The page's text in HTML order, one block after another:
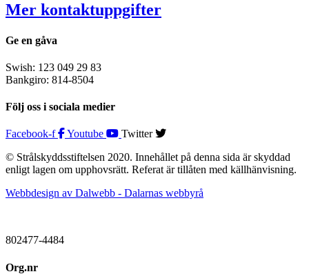
Mer kontaktuppgifter
Ge en gåva
Swish: 123 049 29 83
Bankgiro: 814-8504
Följ oss i sociala medier
Facebook-f Youtube
Twitter
© Strålskyddsstiftelsen 2020. Innehållet på denna sida är skyddad
enligt lagen om upphovsrätt. Referat är tillåten med källhänvisning.
Webbdesign av Dalwebb - Dalarnas webbyrå
802477-4484
Org.nr